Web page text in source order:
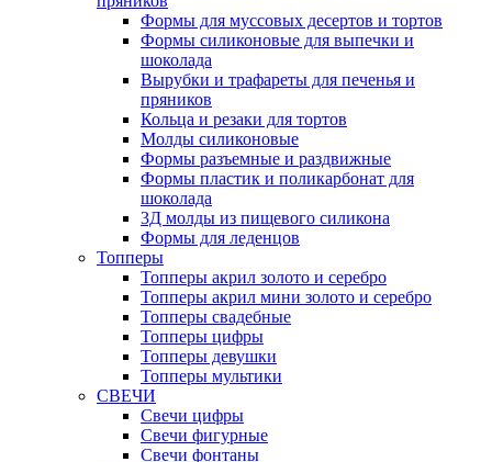
Формы для муссовых десертов и тортов
Формы силиконовые для выпечки и
шоколада
Вырубки и трафареты для печенья и
пряников
Кольца и резаки для тортов
Молды силиконовые
Формы разъемные и раздвижные
Формы пластик и поликарбонат для
шоколада
3Д молды из пищевого силикона
Формы для леденцов
Топперы
Топперы акрил золото и серебро
Топперы акрил мини золото и серебро
Топперы свадебные
Топперы цифры
Топперы девушки
Топперы мультики
СВЕЧИ
Свечи цифры
Свечи фигурные
Свечи фонтаны